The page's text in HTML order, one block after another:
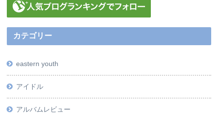
カテゴリー
eastern youth
アイドル
アルバムレビュー